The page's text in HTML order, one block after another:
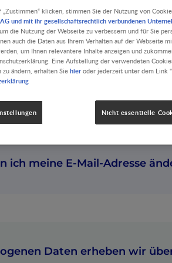
Leseerlebnis wurden die Schriften
–art verändern möchten, können Sie
deaktivieren.
ich meine E-Mail-Adresse
Daten erheben wir
„Zustimmen“ klicken, stimmen Sie der Nutzung von
und mit ihr gesellschaftsrechtlich verbundenen
die Nutzung der Webseite zu verbessern und für Sie
auch die Daten aus Ihrem Verhalten auf der Webseite
um Ihnen relevantere Inhalte anzeigen und
Eine Aufstellung der verwendeten
zu ändern, erhalten Siehier oder jederzeit unter dem Link
Nicht essentielle